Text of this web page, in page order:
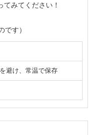
みてください！
です）
避け、常温で保存